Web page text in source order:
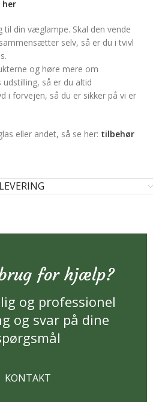
her
din væglampe. Skal den vende
selv, så er du i tvivl
og høre mere om
så er du altid
i forvejen, så du er sikker på vi er
eller andet, så se her: tilbehør
LEVERING
for hjælp?
og professionel
og svar på dine
KONTAKT